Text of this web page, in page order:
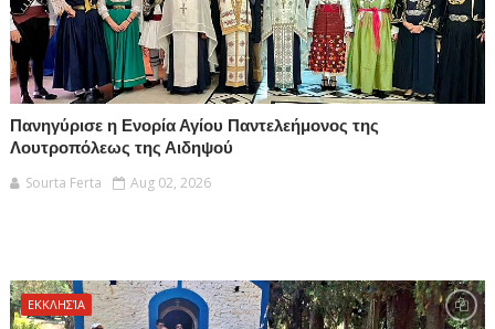
Πανηγύρισε η Ενορία Αγίου Παντελεήμονος της
Λουτροπόλεως της Αιδηψού
Sourta Ferta
Aug 02, 2026
ΕΚΚΛΗΣΊΑ